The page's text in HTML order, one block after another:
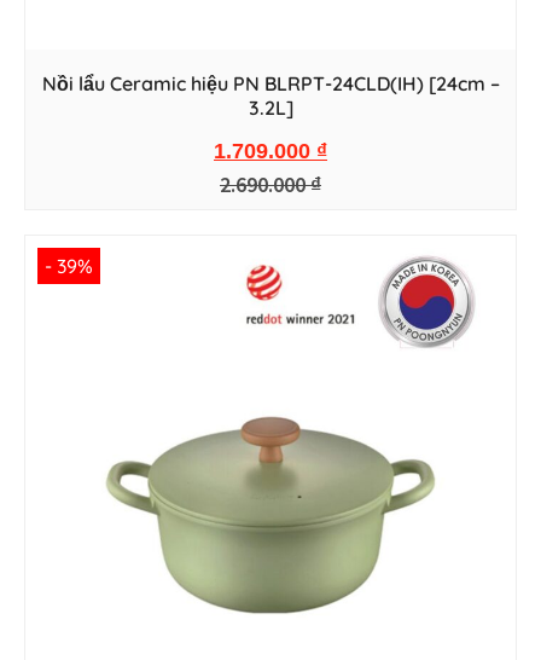
Nồi lẩu Ceramic hiệu PN BLRPT-24CLD(IH) [24cm –
3.2L]
2.690.000₫
1.709.000 ₫
- 39%